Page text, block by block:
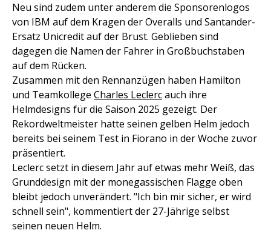
Neu sind zudem unter anderem die Sponsorenlogos
von IBM auf dem Kragen der Overalls und Santander-
Ersatz Unicredit auf der Brust. Geblieben sind
dagegen die Namen der Fahrer in Großbuchstaben
auf dem Rücken.
Zusammen mit den Rennanzügen haben Hamilton
und Teamkollege Charles Leclercauch ihre
Helmdesigns für die Saison 2025 gezeigt. Der
Rekordweltmeister hatte seinen gelben Helm jedoch
bereits bei seinem Test in Fiorano in der Woche zuvor
präsentiert.
Leclerc setzt in diesem Jahr auf etwas mehr Weiß, das
Grunddesign mit der monegassischen Flagge oben
bleibt jedoch unverändert. "Ich bin mir sicher, er wird
schnell sein", kommentiert der 27-Jährige selbst
seinen neuen Helm.